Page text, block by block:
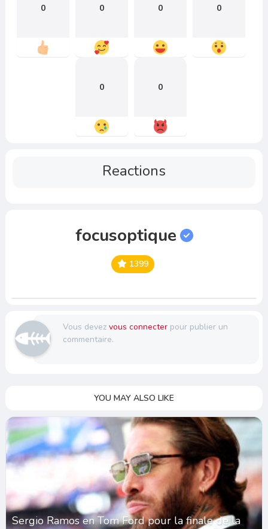
0 0 0 0
0 0
Reactions
focusoptique
1399
Vous devez vous connecterpour publier un
commentaire.
YOU MAY ALSO LIKE
Sergio Ramos en Tom Ford pour la finale de la